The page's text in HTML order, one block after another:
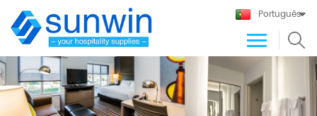
Português